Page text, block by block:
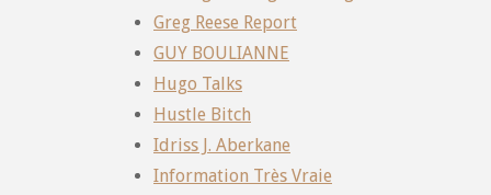
Greg Reese Report
GUY BOULIANNE
Hugo Talks
Hustle Bitch
Idriss J. Aberkane
Information Très Vraie